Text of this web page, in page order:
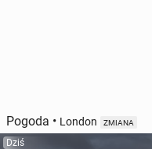
Pogoda • London ZMIANA
Dziś